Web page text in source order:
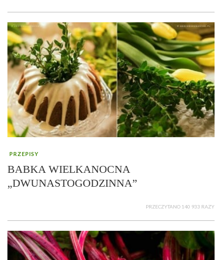
PRZEPISY
BABKA WIELKANOCNA
„DWUNASTOGODZINNA”
PRZECZYTANO 140 933 RAZY